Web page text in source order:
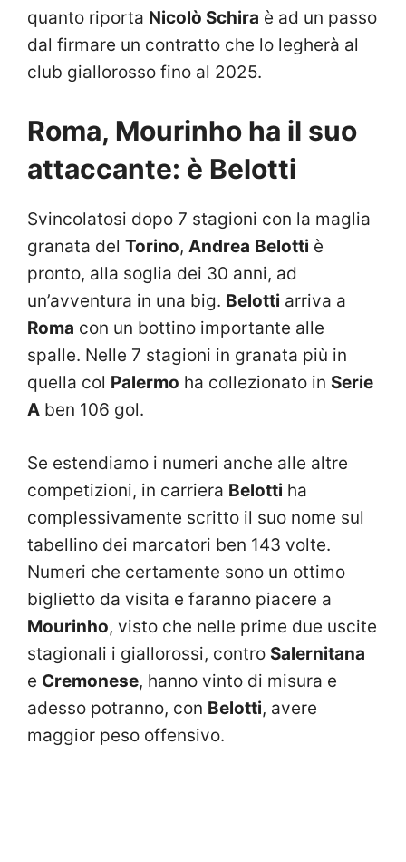
quanto riporta Nicolò Schira è ad un passo
dal firmare un contratto che lo legherà al
club giallorosso fino al 2025.
Roma, Mourinho ha il suo
attaccante: è Belotti
Svincolatosi dopo 7 stagioni con la maglia
granata del Torino, Andrea Belotti è
pronto, alla soglia dei 30 anni, ad
un’avventura in una big. Belotti arriva a
Roma con un bottino importante alle
spalle. Nelle 7 stagioni in granata più in
quella col Palermo ha collezionato in Serie
A ben 106 gol.
Se estendiamo i numeri anche alle altre
competizioni, in carriera Belotti ha
complessivamente scritto il suo nome sul
tabellino dei marcatori ben 143 volte.
Numeri che certamente sono un ottimo
biglietto da visita e faranno piacere a
Mourinho, visto che nelle prime due uscite
stagionali i giallorossi, contro Salernitana
e Cremonese, hanno vinto di misura e
adesso potranno, con Belotti, avere
maggior peso offensivo.